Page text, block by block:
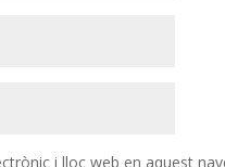
i lloc web en aquest